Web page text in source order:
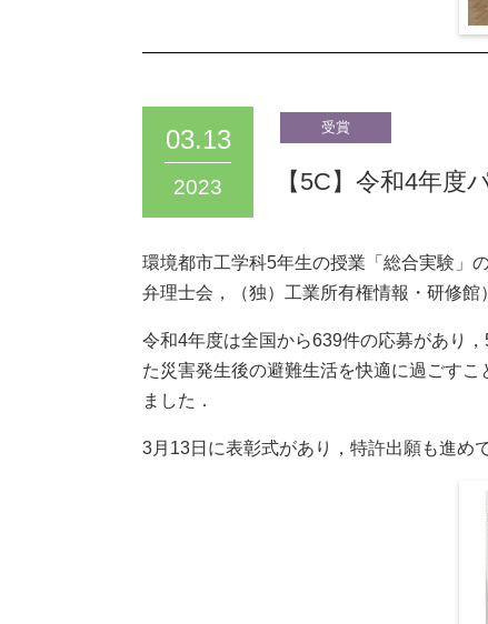
03.13
2023 【5C】令和4年
環境都市工学科5年生の授業「総合実験」
弁理士会，（独）工業所有権情報・研修館
令和4年度は全国から639件の応募があり
た災害発生後の避難生活を快適に過ごす
ました．
3月13日に表彰式があり，特許出願も進め